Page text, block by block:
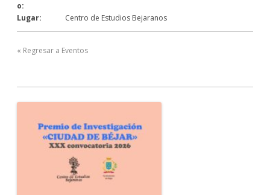
o:
Lugar: Centro de Estudios Bejaranos
« Regresar a Eventos